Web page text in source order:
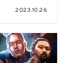
2023.10.26